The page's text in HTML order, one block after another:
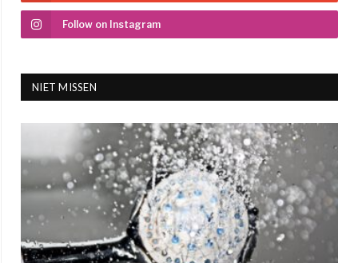
Follow on Instagram
NIET MISSEN